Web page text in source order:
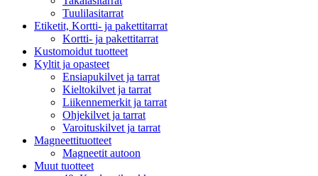
Tuulilasitarrat
Etiketit, Kortti- ja pakettitarrat
Kortti- ja pakettitarrat
Kustomoidut tuotteet
Kyltit ja opasteet
Ensiapukilvet ja tarrat
Kieltokilvet ja tarrat
Liikennemerkit ja tarrat
Ohjekilvet ja tarrat
Varoituskilvet ja tarrat
Magneettituotteet
Magneetit autoon
Muut tuotteet